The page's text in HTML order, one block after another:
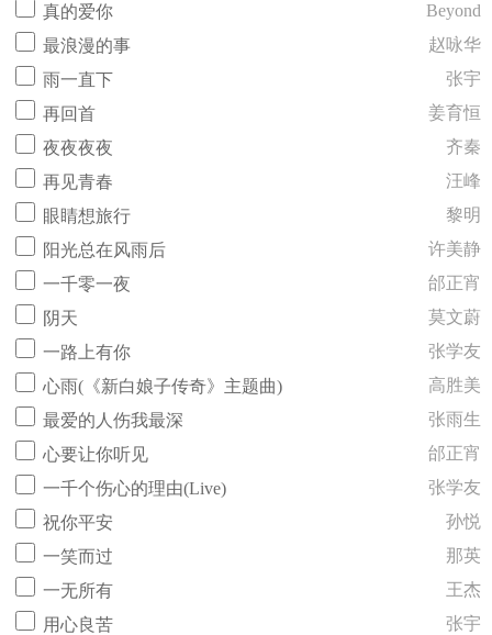
真的爱你
Beyond
最浪漫的事
赵咏华
雨一直下
张宇
再回首
姜育恒
夜夜夜夜
齐秦
再见青春
汪峰
眼睛想旅行
黎明
阳光总在风雨后
许美静
一千零一夜
邰正宵
阴天
莫文蔚
一路上有你
张学友
心雨(《新白娘子传奇》主题曲)
高胜美
最爱的人伤我最深
张雨生
心要让你听见
邰正宵
一千个伤心的理由(Live)
张学友
祝你平安
孙悦
一笑而过
那英
一无所有
王杰
用心良苦
张宇